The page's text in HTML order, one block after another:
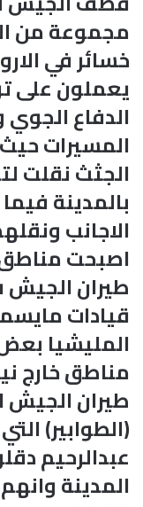
مجموعة من
خسائر في
يعملون على
الدفاع
المسيرات
الجثث نقلت
بالمدينة
الاجانب
اصبحت
طيران
قيادات
المليشيا
مناطق خارج
طيران الجيش
(الطوابير)
عبدالرحيم
المدينة